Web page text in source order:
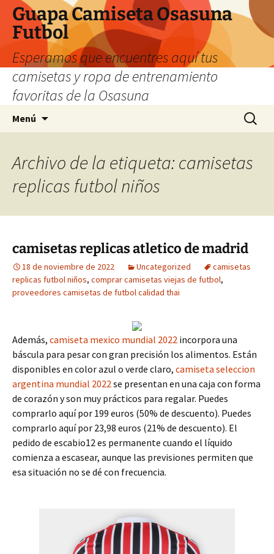
Guapa Camiseta Osasuna
Futbol
Esperamos que encuentres aquí tus
camisetas y ropa de entrenamiento
favoritas de la Osasuna
Menú Buscar:
Archivo de la etiqueta: camisetas
replicas futbol niños
camisetas replicas atletico de madrid
18 de noviembre de 2022 Uncategorized
camisetas
replicas futbol niños, comprar camisetas viejas de futbol,
proveedores camisetas de futbol calidad thai
Además, camiseta mexico mundial 2022 incorpora una
báscula para pesar con gran precisión los alimentos. Están
disponibles en color azul o verde claro, camiseta seleccion
argentina mundial 2022se presentan en una caja con forma
de corazón y son muy prácticos para regalar. Puedes
comprarlo aquí por 199 euros (50% de descuento). Puedes
comprarlo aquí por 23,98 euros (21% de descuento). El
pedido de escabio12 es permanente cuando el líquido
comienza a escasear, aunque las previsiones permiten que
esa situación no se dé con frecuencia.